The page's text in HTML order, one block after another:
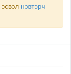
эсвэл нэвтэрч